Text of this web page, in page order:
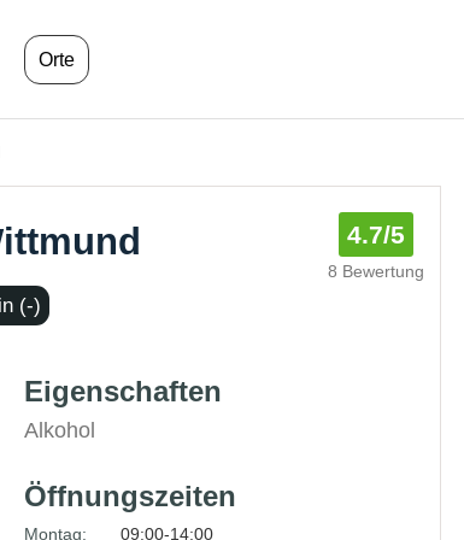
Orte
4.7/5
8 Bewertung
(-)
Eigenschaften
Alkohol
Öffnungszeiten
Montag:
09:00-14:00